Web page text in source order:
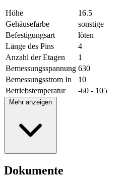
Höhe
16.5
Gehäusefarbe
sonstige
Befestigungsart
löten
Länge des Pins
4
Anzahl der Etagen
1
Bemessungsspannung 630
Bemessungsstrom In
10
Betriebstemperatur
-60 - 105
Mehr anzeigen
Dokumente